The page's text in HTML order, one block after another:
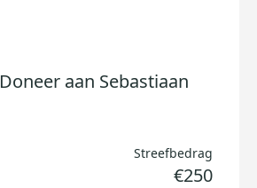
Doneer aan Sebastiaan
Streefbedrag
€250